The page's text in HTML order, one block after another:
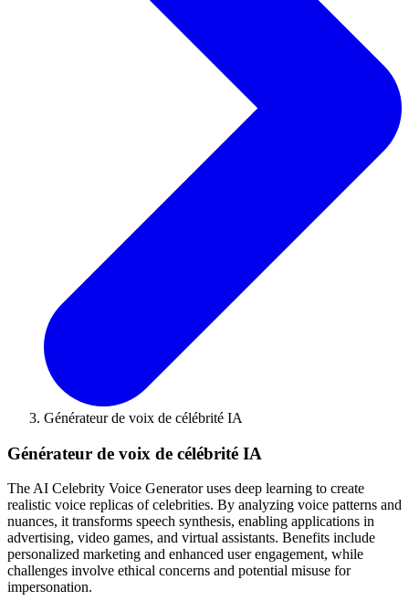
Générateur de voix de célébrité IA
Générateur de voix de célébrité IA
The AI Celebrity Voice Generator uses deep learning to create
realistic voice replicas of celebrities. By analyzing voice patterns and
nuances, it transforms speech synthesis, enabling applications in
advertising, video games, and virtual assistants. Benefits include
personalized marketing and enhanced user engagement, while
challenges involve ethical concerns and potential misuse for
impersonation.